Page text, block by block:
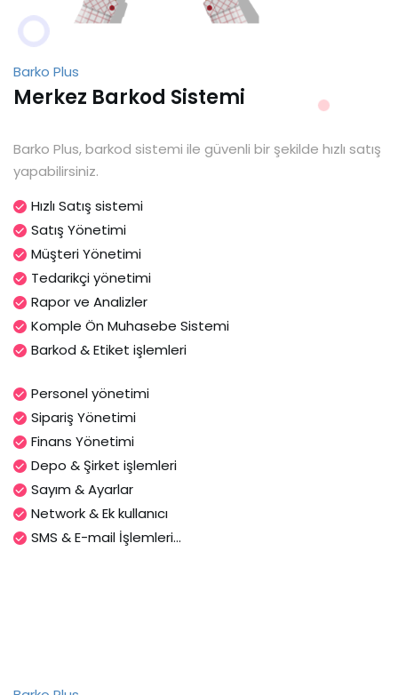
Barko Plus
Merkez Barkod Sistemi
Barko Plus, barkod sistemi ile güvenli bir şekilde hızlı satış
yapabilirsiniz.
Hızlı Satış sistemi
Satış Yönetimi
Müşteri Yönetimi
Tedarikçi yönetimi
Rapor ve Analizler
Komple Ön Muhasebe Sistemi
Barkod & Etiket işlemleri
Personel yönetimi
Sipariş Yönetimi
Finans Yönetimi
Depo & Şirket işlemleri
Sayım & Ayarlar
Network & Ek kullanıcı
SMS & E-mail İşlemleri...